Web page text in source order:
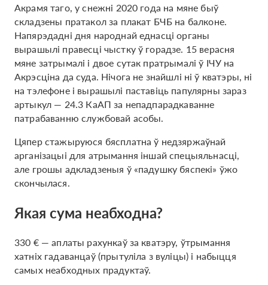
Акрамя таго, у снежні 2020 года на мяне быў
складзены пратакол за плакат БЧБ на балконе.
Напярэдадні дня народнай еднасці органы
вырашылі правесці чыстку ў горадзе. 15 верасня
мяне затрымалі і двое сутак пратрымалі ў ІЧУ на
Акрэсціна да суда. Нічога не знайшлі ні ў кватэры, ні
на тэлефоне і вырашылі паставіць папулярны зараз
артыкул — 24.3 КаАП за непадпарадкаванне
патрабаванню службовай асобы.
Цяпер стажыруюся бясплатна ў недзяржаўнай
арганізацыі для атрымання іншай спецыяльнасці,
але грошы адкладзеныя ў «падушку бяспекі» ўжо
скончылася.
Якая сума неабходна?
330 € — аплаты рахункаў за кватэру, ўтрымання
хатніх гадаванцаў (прытуліла з вуліцы) і набыцця
самых неабходных прадуктаў.